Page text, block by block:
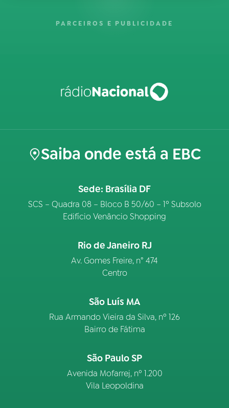
PARCEIROS E PUBLICIDADE
Saiba onde está a EBC
Sede: Brasília DF
SCS – Quadra 08 – Bloco B 50/60 – 1º Subsolo
Edifício Venâncio Shopping
Rio de Janeiro RJ
Av. Gomes Freire, n° 474
Centro
São Luís MA
Rua Armando Vieira da Silva, nº 126
Bairro de Fátima
São Paulo SP
Avenida Mofarrej, nº 1.200
Vila Leopoldina